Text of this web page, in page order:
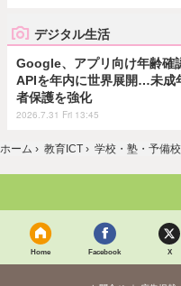
デジタル生活
Google、アプリ向け年齢確
APIを年内に世界展開…未成
者保護を強化
2026.7.31 Fri 13:45
ホーム › 教育ICT › 学校・塾・予備校
Home Facebook X